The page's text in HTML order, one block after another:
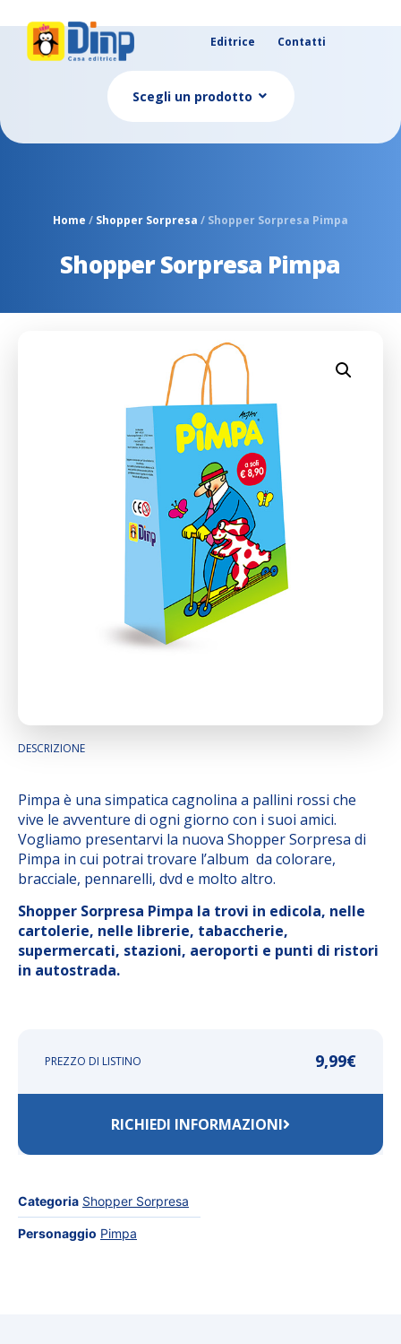
Editrice Contatti
Scegli un prodotto
Home / Shopper Sorpresa / Shopper Sorpresa Pimpa
Shopper Sorpresa Pimpa
DESCRIZIONE
Pimpa è una simpatica cagnolina a pallini rossi che
vive le avventure di ogni giorno con i suoi amici.
Vogliamo presentarvi la nuova Shopper Sorpresa di
Pimpa in cui potrai trovare l’album da colorare,
bracciale, pennarelli, dvd e molto altro.
Shopper Sorpresa Pimpa la trovi in edicola, nelle
cartolerie, nelle librerie, tabaccherie,
supermercati, stazioni, aeroporti e punti di ristori
in autostrada.
PREZZO DI LISTINO 9,99€
RICHIEDI INFORMAZIONI
Categoria Shopper Sorpresa
Personaggio Pimpa